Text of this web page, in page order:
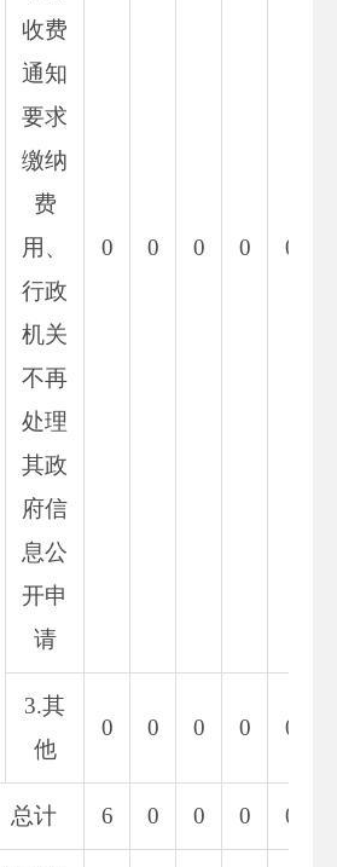
收费
通知
要求
缴纳
费
用、
行政
机关
不再
处理
其政
府信
息公
开申
请
0 0 0 0 0
3.其
他
0 0 0 0 0
总计 6 0 0 0 0